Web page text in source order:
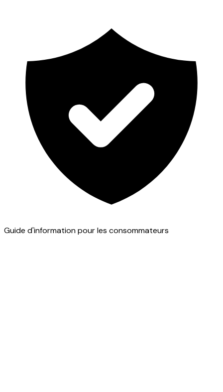
Guide d'information pour les consommateurs